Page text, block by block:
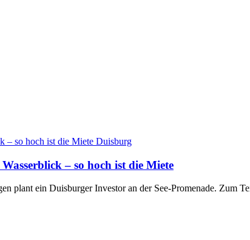
Duisburg
– so hoch ist die Miete
plant ein Duisburger Investor an der See-Promenade. Zum